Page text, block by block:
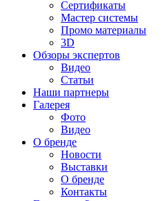
Сертификаты
Мастер системы
Промо материалы
3D
Обзоры экспертов
Видео
Статьи
Наши партнеры
Галерея
Фото
Видео
О бренде
Новости
Выставки
О бренде
Контакты